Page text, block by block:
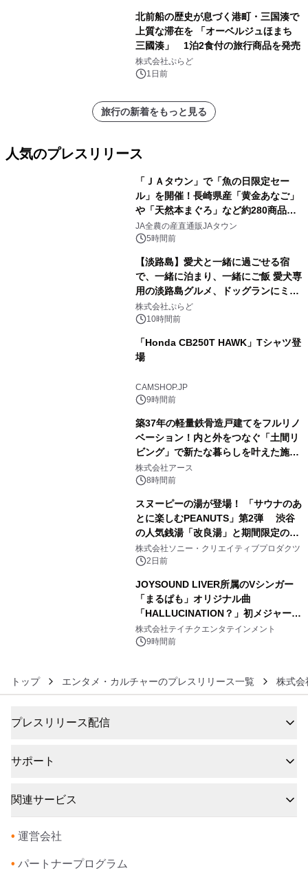
北前船の歴史が息づく港町・三国湊で
上質な滞在を 「オーベルジュほまち
三國湊」 1泊2食付の旅行商品を発売
株式会社ぷらど
1日前
旅行の新着をもっと見る
人気のプレスリリース
「ＪＡタウン」で「魚の日限定セー
ル」を開催！長崎県産「黄金あなご」
や「天然本まぐろ」など約280商品を
販売！～毎月１０日の定例企画～
JA全農の産直通販JAタウン
5時間前
【淡路島】愛犬と一緒に過ごせる宿
で、一緒に泊まり、一緒にご飯 愛犬専
用の淡路島グルメ、ドッグランにミニ
プール グランピングとトレーラーハウ
スの2施設で
株式会社ぷらど
10時間前
「Honda CB250T HAWK」Tシャツ登
場
CAMSHOP.JP
9時間前
築37年の軽量鉄骨造戸建てをフルリノ
ベーション！内と外をつなぐ「土間リ
ビング」で新たな暮らしを叶えた施工
事例を株式会社アースが公開
株式会社アース
8時間前
スヌーピーの湯が登場！ 「サウナのあ
とに楽しむPEANUTS」第2弾 渋谷
の人気銭湯「改良湯」と期間限定のコ
ラボレーション サウナイキタイコラ
ボグッズも発売決定！
株式会社ソニー・クリエイティブプロダクツ
2日前
JOYSOUND LIVER所属のVシンガー
「まるぱも」オリジナル曲
「HALLUCINATION？」初メジャー配
信リリース決定！
株式会社テイチクエンタテインメント
9時間前
トップ エンタメ・カルチャーのプレスリリース一覧 株式会
プレスリリース配信
サポート
関連サービス
• 運営会社
• パートナープログラム